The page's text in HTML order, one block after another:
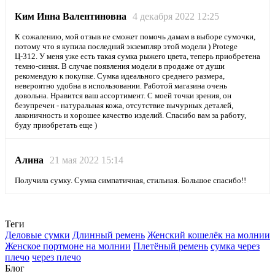
Ким Инна Валентиновна 4 декабря 2022 12:25
К сожалению, мой отзыв не сможет помочь дамам в выборе сумочки,
потому что я купила последний экземпляр этой модели ) Protege
Ц-312. У меня уже есть такая сумка рыжего цвета, теперь приобретена
темно-синяя. В случае появления модели в продаже от души
рекомендую к покупке. Сумка идеального среднего размера,
невероятно удобна в использовании. Работой магазина очень
довольна. Нравится ваш ассортимент. С моей точки зрения, он
безупречен - натуральная кожа, отсутствие вычурных деталей,
лаконичность и хорошее качество изделий. Спасибо вам за работу,
буду приобретать еще )
Алина 21 мая 2022 15:14
Получила сумку. Сумка симпатичная, стильная. Большое спасибо!!
Теги
Деловые сумки Длинный ремень Женский кошелёк на молнии
Женское портмоне на молнии Плетёный ремень сумка через
плечо через плечо
Блог